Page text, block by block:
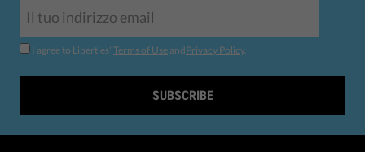
I agree to Liberties' Terms of Use andPrivacy Policy.
SUBSCRIBE